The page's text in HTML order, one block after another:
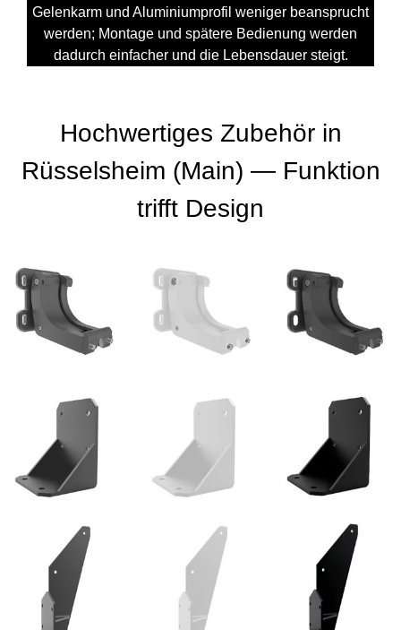
Gelenkarm und Aluminiumprofil weniger beansprucht
werden; Montage und spätere Bedienung werden
dadurch einfacher und die Lebensdauer steigt.
Hochwertiges Zubehör in
Rüsselsheim (Main) — Funktion
trifft Design